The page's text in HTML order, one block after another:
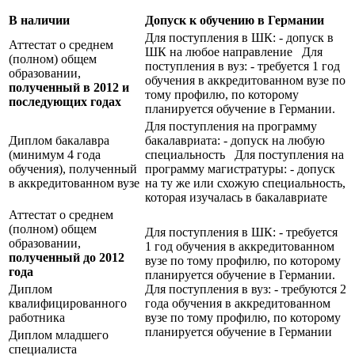
В наличии
Допуск к обучению в Германии
Аттестат о среднем
(полном) общем
образовании,
полученный в 2012 и
последующих годах
Для поступления в ШК: - допуск в
ШК на любое направление Для
поступления в вуз: - требуется 1 год
обучения в аккредитованном вузе по
тому профилю, по которому
планируется обучение в Германии.
Диплом бакалавра
(минимум 4 года
обучения), полученный
в аккредитованном вузе
Для поступления на программу
бакалавриата: - допуск на любую
специальность Для поступления на
программу магистратуры: - допуск
на ту же или схожую специальность,
которая изучалась в бакалавриате
Аттестат о среднем
(полном) общем
образовании,
полученный до 2012
года
Для поступления в ШК: - требуется
1 год обучения в аккредитованном
вузе по тому профилю, по которому
планируется обучение в Германии.
Для поступления в вуз: - требуются 2
года обучения в аккредитованном
вузе по тому профилю, по которому
планируется обучение в Германии
Диплом
квалифицированного
работника
Диплом младшего
специалиста